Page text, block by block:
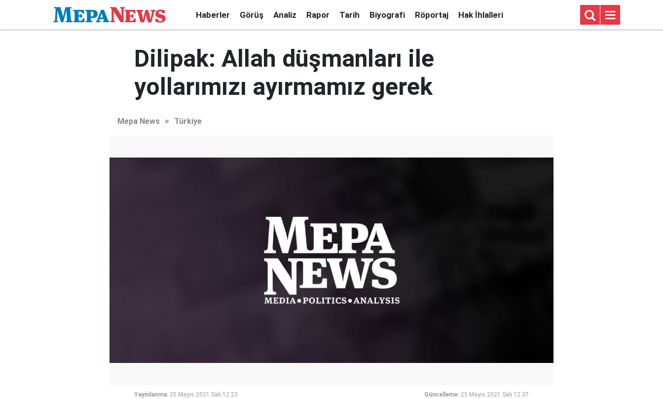
Haberler Görüş Analiz Rapor Tarih Biyografi Röportaj Hak İhlalleri
Dilipak: Allah düşmanları ile
yollarımızı ayırmamız gerek
Mepa News > Türkiye
Yayınlanma: 25 Mayıs 2021 Salı 12:23 Güncelleme: 25 Mayıs 2021 Salı 12:37